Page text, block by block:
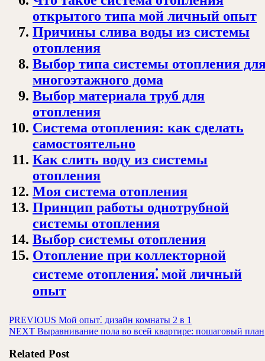
открытого типа мой личный опыт
Причины слива воды из системы
отопления
Выбор типа системы отопления
многоэтажного дома
Выбор материала труб для
отопления
Система отопления: как сделать
самостоятельно
Как слить воду из системы
отопления
Моя система отопления
Принцип работы однотрубной
системы отопления
Выбор системы отопления
Отопление при коллекторной
системе отопления⁚ мой личный
опыт
Навигация
по
записям
PREVIOUS Предыдущая
запись:
Мой опыт⁚ дизайн комнаты 2 в 1
NEXT Следующая
Выравнивание пола во всей квартире: пошаговый план
Related Post